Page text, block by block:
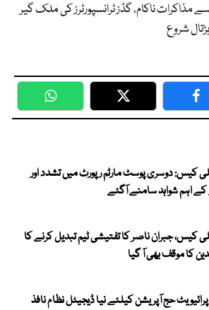
ناکام، گڈز ٹرانسپورٹرز کی ملک گیر
شروع
WhatsApp Twitter
کیس: دوسری پوسٹ مارٹم رپورٹ میں تشدد اور
اہم شواہد سامنے آگئے
کیس، جبران ناصر کا تفتیشی ٹیم تبدیل کرنے کا
کا موقف بھی آ گیا
2027: پرائیویٹ حج آپریشن کیلئے نیا ڈیجیٹل نظام نافذ